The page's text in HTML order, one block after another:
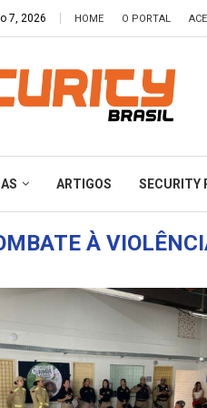
7, 2026 HOME O PORTAL
ARTIGOS SECURITY
À